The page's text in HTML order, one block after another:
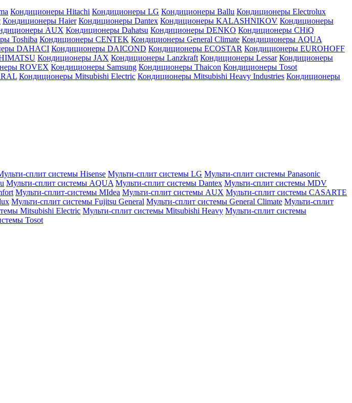
Кондиционеры Hitachi Кондиционеры LG Кондиционеры Ballu Кондиционеры Electrolux
Кондиционеры Haier Кондиционеры Dantex Кондиционеры KALASHNIKOV Кондиционеры
AUX Кондиционеры Dahatsu Кондиционеры DENKO Кондиционеры CHiQ
Toshiba Кондиционеры CENTEK Кондиционеры General Climate Кондиционеры AQUA
DAHACI Кондиционеры DAICOND Кондиционеры ECOSTAR Кондиционеры EUROHOFF
Кондиционеры JAX Кондиционеры Lanzkraft Кондиционеры Lessar Кондиционеры
ROVEX Кондиционеры Samsung Кондиционеры Thaicon Кондиционеры Tosot
Кондиционеры Mitsubishi Electric Кондиционеры Mitsubishi Heavy Industries Кондиционеры
сплит системы Hisense Мульти-сплит системы LG Мульти-сплит системы Panasonic
Мульти-сплит системы AQUA Мульти-сплит системы Dantex Мульти-сплит системы MDV
Мульти-сплит-системы MIdea Мульти-сплит системы AUX Мульти-сплит системы CASARTE
Мульти-сплит системы Fujitsu General Мульти-сплит системы General Climate Мульти-сплит
Mitsubishi Electric Мульти-сплит системы Mitsubishi Heavy Мульти-сплит системы
Tosot